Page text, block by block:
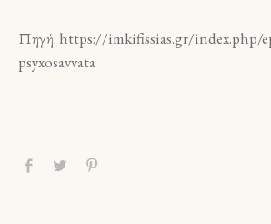
Πηγή: https://imkifissias.gr/index.php/
psyxosavvata